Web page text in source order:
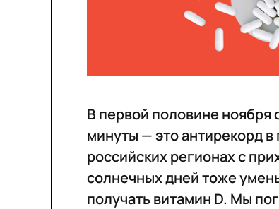
В первой половине ноября
минуты — это антирекорд в
российских регионах с
солнечных дней тоже
получать витамин D. Мы